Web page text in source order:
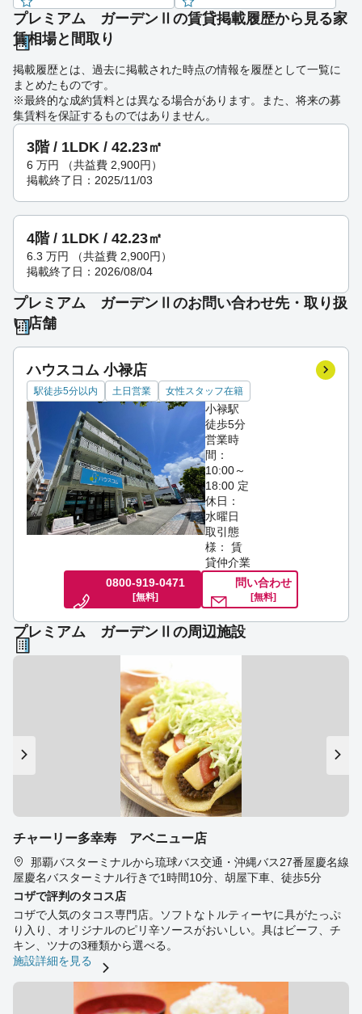
プレミアム ガーデンⅡの賃貸掲載履歴から見る家
賃相場と間取り
掲載履歴とは、過去に掲載された時点の情報を履歴として一覧に
まとめたものです。
※最終的な成約賃料とは異なる場合があります。また、将来の募
集賃料を保証するものではありません。
3階 / 1LDK / 42.23㎡
6 万円 （共益費 2,900円）
掲載終了日：2025/11/03
4階 / 1LDK / 42.23㎡
6.3 万円 （共益費 2,900円）
掲載終了日：2026/08/04
プレミアム ガーデンⅡのお問い合わせ先・取り扱
い店舗
ハウスコム 小禄店
駅徒歩5分以内 土日営業 女性スタッフ在籍
小禄駅
徒歩5分
営業時
間：
10:00～
18:00 定
休日：
水曜日
取引態
様： 賃
貸仲介業
0800-919-0471
[無料]
問い合わせ
[無料]
プレミアム ガーデンⅡの周辺施設
チャーリー多幸寿 アベニュー店
那覇バスターミナルから琉球バス交通・沖縄バス27番屋慶名線
屋慶名バスターミナル行きで1時間10分、胡屋下車、徒歩5分
コザで評判のタコス店
コザで人気のタコス専門店。ソフトなトルティーヤに具がたっぷ
り入り、オリジナルのピリ辛ソースがおいしい。具はビーフ、チ
キン、ツナの3種類から選べる。
施設詳細を見る